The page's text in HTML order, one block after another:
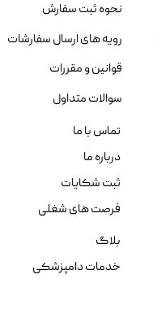
نحوه ثبت سفارش
رویه های ارسال سفارشات
قوانین و مقررات
سوالات متداول
تماس با ما
درباره ما
ثبت شکایات
فرصت های شغلی
بلاگ
خدمات دامپزشکی